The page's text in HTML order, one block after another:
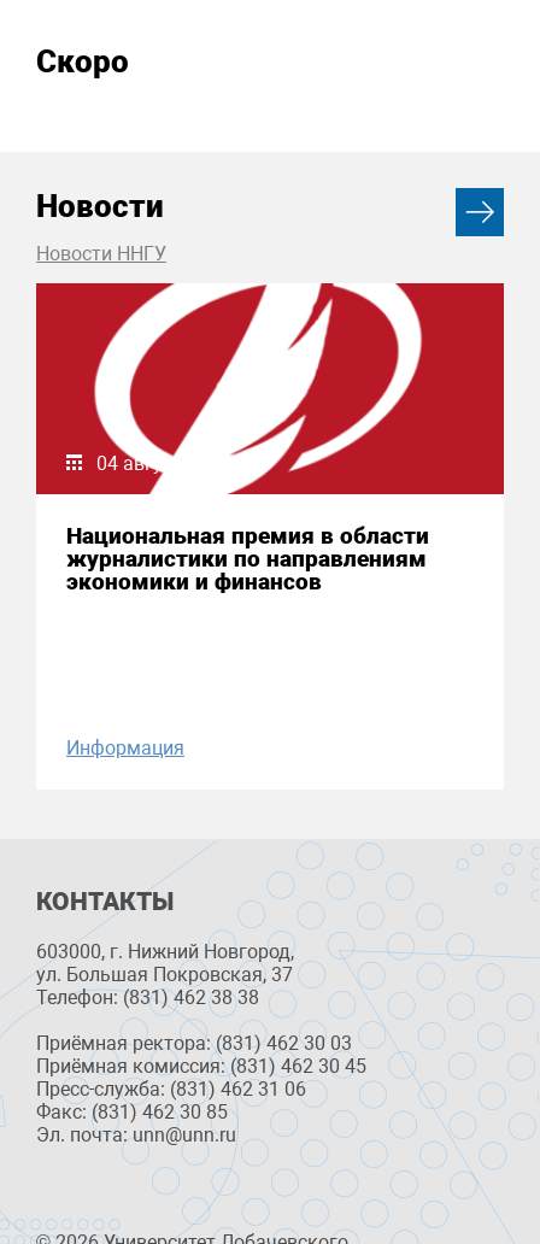
Скоро
Новости
Новости ННГУ
04 августа 2026
Национальная премия в области
журналистики по направлениям
экономики и финансов
Информация
КОНТАКТЫ
603000, г. Нижний Новгород,
ул. Большая Покровская, 37
Телефон: (831) 462 38 38
Приёмная ректора: (831) 462 30 03
Приёмная комиссия: (831) 462 30 45
Пресс-служба: (831) 462 31 06
Факс: (831) 462 30 85
Эл. почта: unn@unn.ru